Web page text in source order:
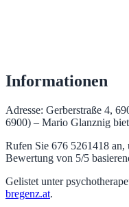
Informationen
Adresse: Gerberstraße 4,
6900) – Mario Glanznig
Rufen Sie 676 5261418 an,
Bewertung von 5/5
Gelistet unter
bregenz.at.